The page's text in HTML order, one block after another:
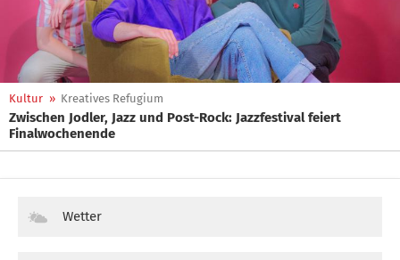
Kultur » Kreatives Refugium
Zwischen Jodler, Jazz und Post-Rock: Jazzfestival feiert
Finalwochenende
Wetter